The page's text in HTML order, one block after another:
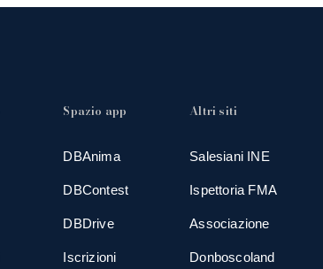
Spazio app
DBAnima
DBContest
DBDrive
Iscrizioni
Altri siti
Salesiani INE
Ispettoria FMA
Associazione
Donboscoland